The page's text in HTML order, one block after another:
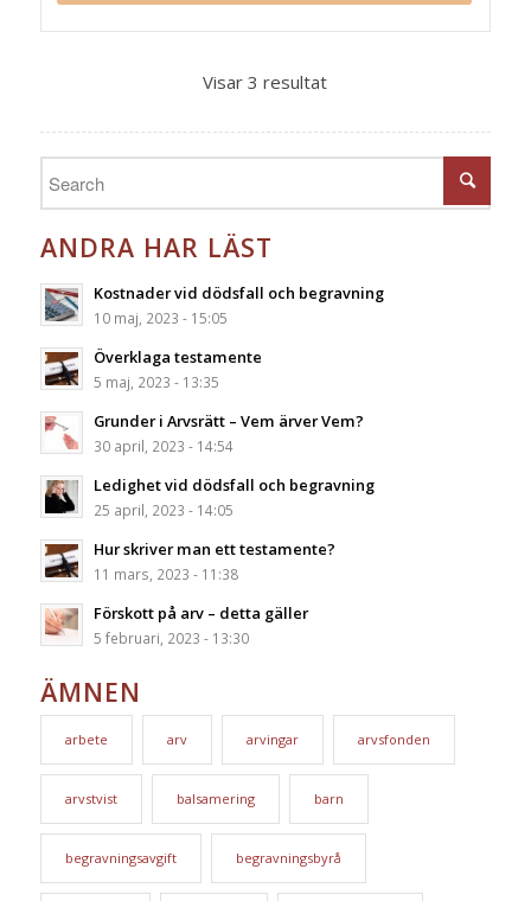
Visar 3 resultat
ANDRA HAR LÄST
Kostnader vid dödsfall och begravning
10 maj, 2023 - 15:05
Överklaga testamente
5 maj, 2023 - 13:35
Grunder i Arvsrätt – Vem ärver Vem?
30 april, 2023 - 14:54
Ledighet vid dödsfall och begravning
25 april, 2023 - 14:05
Hur skriver man ett testamente?
11 mars, 2023 - 11:38
Förskott på arv – detta gäller
5 februari, 2023 - 13:30
ÄMNEN
arbete arv arvingar arvsfonden
arvstvist balsamering barn
begravningsavgift begravningsbyrå